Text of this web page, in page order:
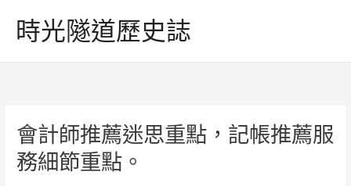
時光隧道歷史誌
會計師推薦迷思重點，記帳推薦服
務細節重點。